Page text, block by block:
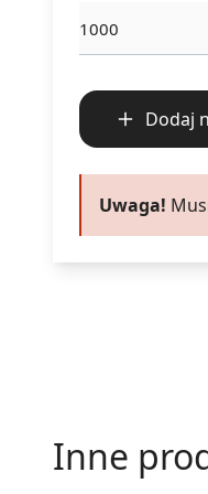
Dodaj
Uwaga!
Inne